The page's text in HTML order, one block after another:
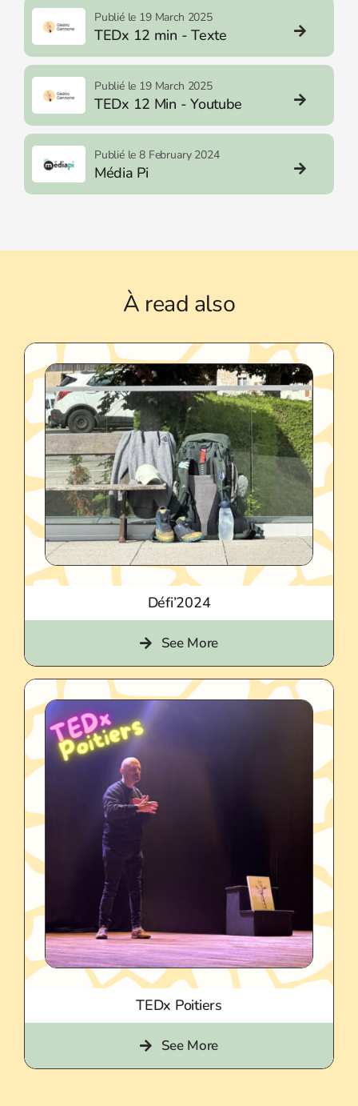
Publié le 19 March 2025
TEDx 12 min - Texte
Publié le 19 March 2025
TEDx 12 Min - Youtube
Publié le 8 February 2024
Média Pi
À read also
Défi’2024
See More
TEDx Poitiers
See More